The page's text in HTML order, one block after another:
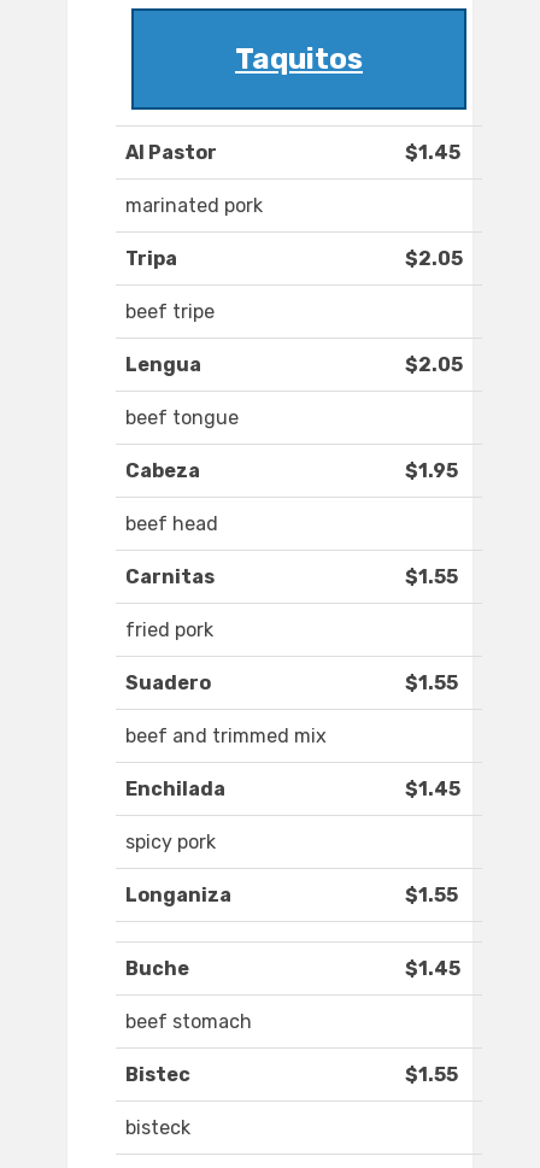
Taquitos
Al Pastor $1.45
marinated pork
Tripa $2.05
beef tripe
Lengua $2.05
beef tongue
Cabeza $1.95
beef head
Carnitas $1.55
fried pork
Suadero $1.55
beef and trimmed mix
Enchilada $1.45
spicy pork
Longaniza $1.55
Buche $1.45
beef stomach
Bistec $1.55
bisteck